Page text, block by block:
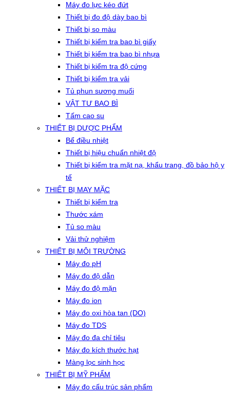
Máy đo lực kéo đứt
Thiết bị đo độ dày bao bì
Thiết bị so màu
Thiết bị kiểm tra bao bì giấy
Thiết bị kiểm tra bao bì nhựa
Thiết bị kiểm tra độ cứng
Thiết bị kiểm tra vải
Tủ phun sương muối
VẬT TƯ BAO BÌ
Tấm cao su
THIẾT BỊ DƯỢC PHẨM
Bể điều nhiệt
Thiết bị hiệu chuẩn nhiệt độ
Thiết bị kiểm tra mặt nạ, khẩu trang, đồ bảo hộ y
tế
THIẾT BỊ MAY MẶC
Thiết bị kiểm tra
Thước xám
Tủ so màu
Vải thử nghiệm
THIẾT BỊ MÔI TRƯỜNG
Máy đo pH
Máy đo độ dẫn
Máy đo độ mặn
Máy đo ion
Máy đo oxi hòa tan (DO)
Máy đo TDS
Máy đo đa chỉ tiêu
Máy đo kích thước hạt
Màng lọc sinh học
THIẾT BỊ MỸ PHẨM
Máy đo cấu trúc sản phẩm